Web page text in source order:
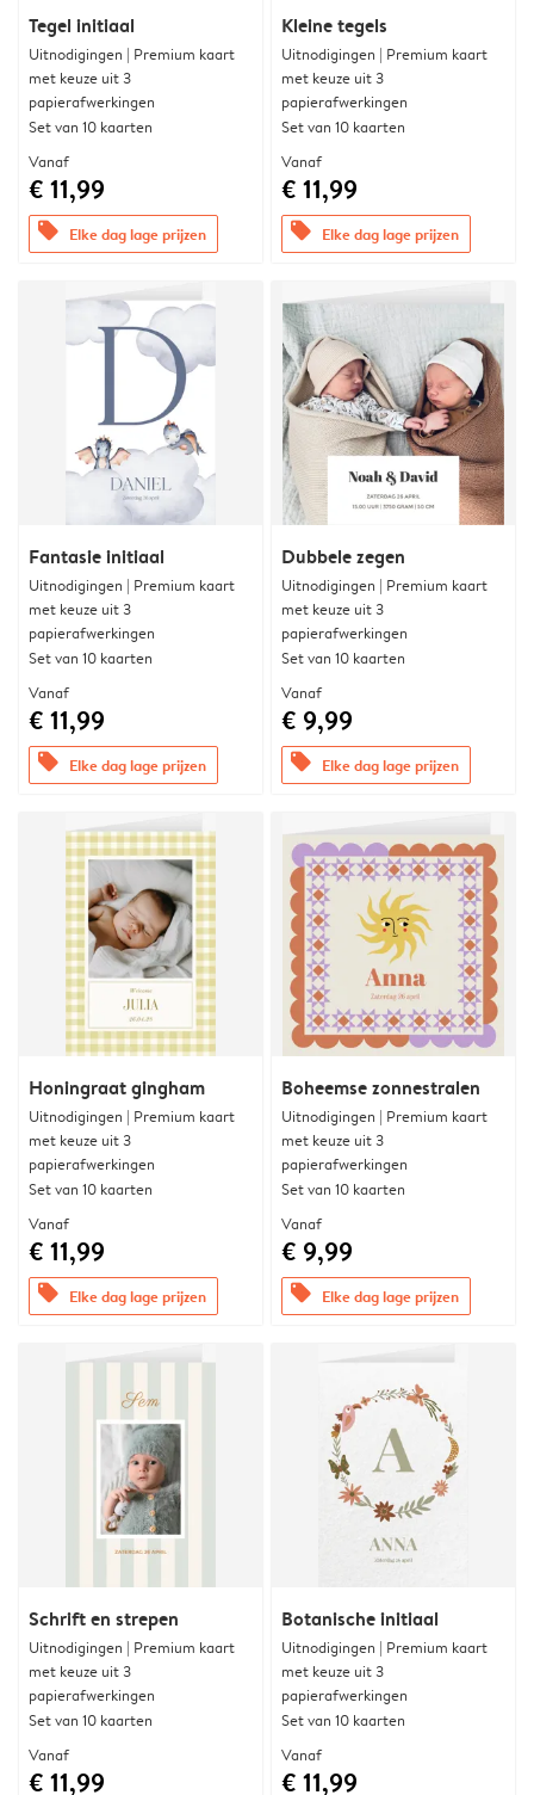
Tegel initiaal
Uitnodigingen | Premium kaart
met keuze uit 3
papierafwerkingen
Set van 10 kaarten
Vanaf
€ 11,99
offers Elke dag lage prijzen
Kleine tegels
Uitnodigingen | Premium kaart
met keuze uit 3
papierafwerkingen
Set van 10 kaarten
Vanaf
€ 11,99
offers Elke dag lage prijzen
Fantasie initiaal
Uitnodigingen | Premium kaart
met keuze uit 3
papierafwerkingen
Set van 10 kaarten
Vanaf
€ 11,99
offers Elke dag lage prijzen
Dubbele zegen
Uitnodigingen | Premium kaart
met keuze uit 3
papierafwerkingen
Set van 10 kaarten
Vanaf
€ 9,99
offers Elke dag lage prijzen
Honingraat gingham
Uitnodigingen | Premium kaart
met keuze uit 3
papierafwerkingen
Set van 10 kaarten
Vanaf
€ 11,99
offers Elke dag lage prijzen
Boheemse zonnestralen
Uitnodigingen | Premium kaart
met keuze uit 3
papierafwerkingen
Set van 10 kaarten
Vanaf
€ 9,99
offers Elke dag lage prijzen
Schrift en strepen
Uitnodigingen | Premium kaart
met keuze uit 3
papierafwerkingen
Set van 10 kaarten
Vanaf
€ 11,99
Botanische initiaal
Uitnodigingen | Premium kaart
met keuze uit 3
papierafwerkingen
Set van 10 kaarten
Vanaf
€ 11,99